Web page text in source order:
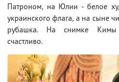
Патроном, на Юлии - белое
украинского флага, а на сыне
рубашка. На снимке Кимы
счастливо.